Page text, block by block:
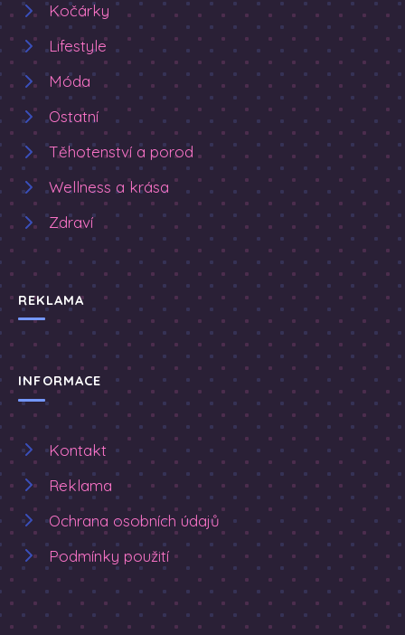
Kočárky
Lifestyle
Móda
Ostatní
Těhotenství a porod
Wellness a krása
Zdraví
REKLAMA
INFORMACE
Kontakt
Reklama
Ochrana osobních údajů
Podmínky použití